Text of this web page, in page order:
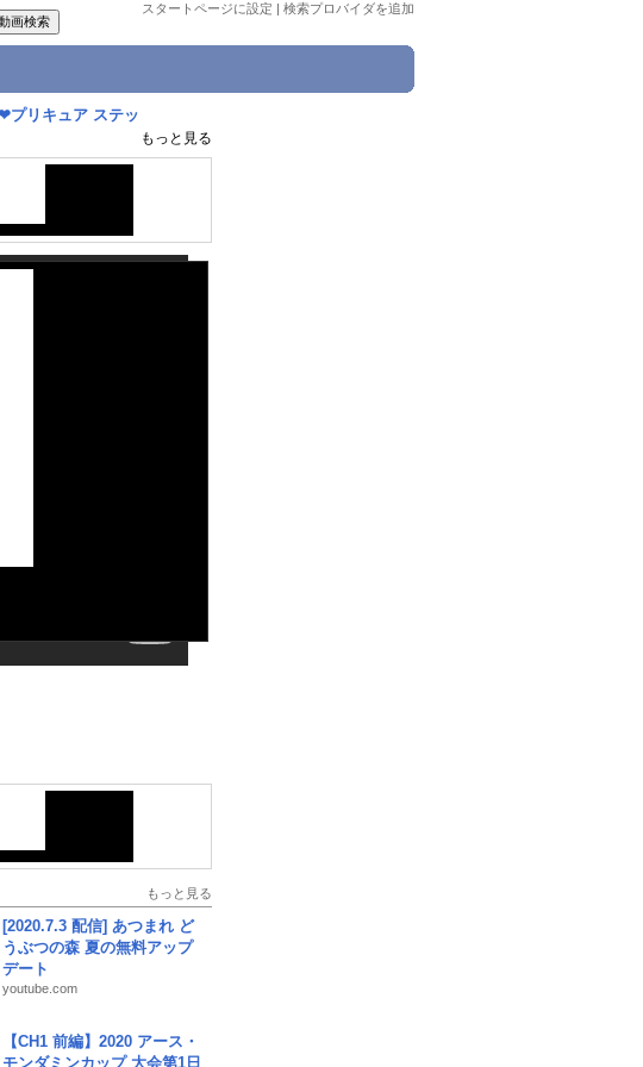
スタートページに設定 | 検索プロバイダを追加
プリキュア ステッ
もっと見る
もっと見る
[2020.7.3 配信] あつまれ ど
うぶつの森 夏の無料アップ
デート
youtube.com
【CH1 前編】2020 アース・
モンダミンカップ 大会第1日